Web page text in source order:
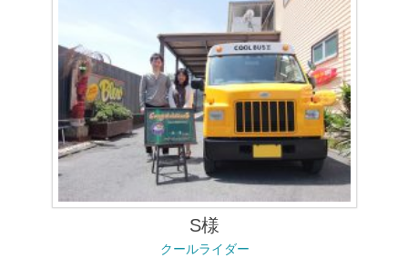
S様
クールライダー